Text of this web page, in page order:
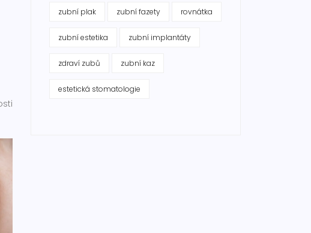
zubní plak zubní fazety rovnátka
zubní estetika zubní implantáty
zdraví zubů zubní kaz
estetická stomatologie